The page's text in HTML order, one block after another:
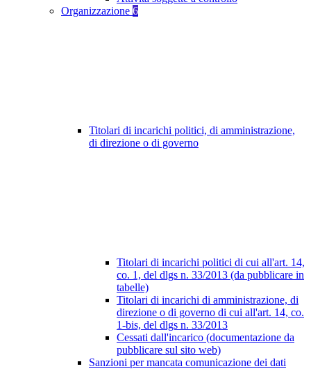
Organizzazione 6
Titolari di incarichi politici, di amministrazione,
di direzione o di governo
Titolari di incarichi politici di cui all'art. 14,
co. 1, del dlgs n. 33/2013 (da pubblicare in
tabelle)
Titolari di incarichi di amministrazione, di
direzione o di governo di cui all'art. 14, co.
1-bis, del dlgs n. 33/2013
Cessati dall'incarico (documentazione da
pubblicare sul sito web)
Sanzioni per mancata comunicazione dei dati